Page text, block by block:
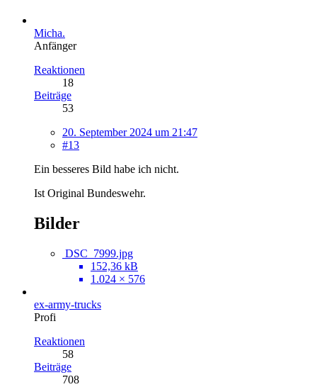
Micha.
Anfänger
Reaktionen
18
Beiträge
53
20. September 2024 um 21:47
#13
Ein besseres Bild habe ich nicht.
Ist Original Bundeswehr.
Bilder
DSC_7999.jpg
152,36 kB
1.024 × 576
ex-army-trucks
Profi
Reaktionen
58
Beiträge
708